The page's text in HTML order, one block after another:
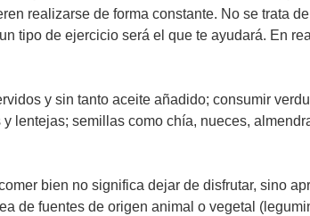
realizarse de forma constante. No se trata
tipo de ejercicio será el que te ayudará. En
y sin tanto aceite añadido; consumir
lentejas; semillas como chía, nueces,
bien no significa dejar de disfrutar, sino
de fuentes de origen animal o vegetal